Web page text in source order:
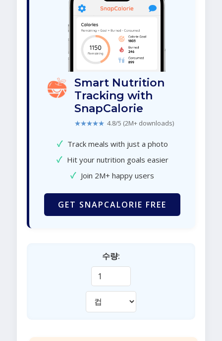
Smart Nutrition
Tracking with
SnapCalorie
★★★★★ 4.8/5 (2M+ downloads)
✓ Track meals with just a photo
✓ Hit your nutrition goals easier
✓ Join 2M+ happy users
GET SNAPCALORIE FREE
수량: